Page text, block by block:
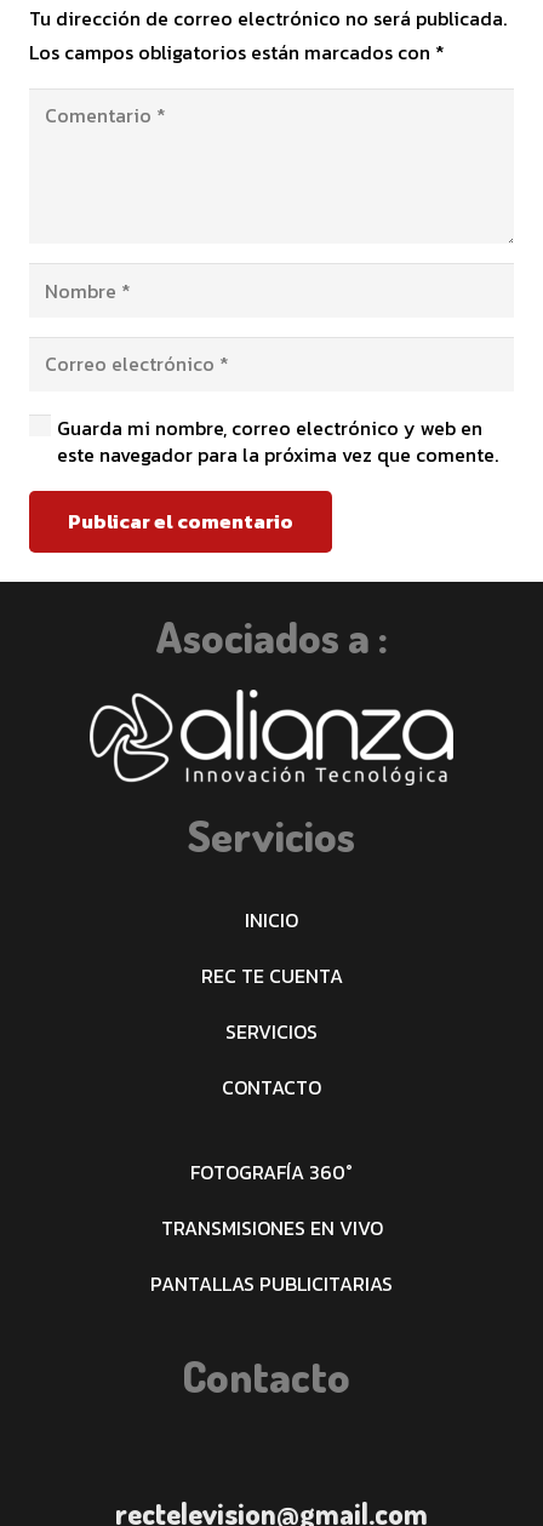
Tu dirección de correo electrónico no será publicada.
Los campos obligatorios están marcados con *
Guarda mi nombre, correo electrónico y web en
este navegador para la próxima vez que comente.
Publicar el comentario
Asociados a :
Servicios
INICIO
REC TE CUENTA
SERVICIOS
CONTACTO
FOTOGRAFÍA 360°
TRANSMISIONES EN VIVO
PANTALLAS PUBLICITARIAS
Contacto
rectelevision@gmail.com